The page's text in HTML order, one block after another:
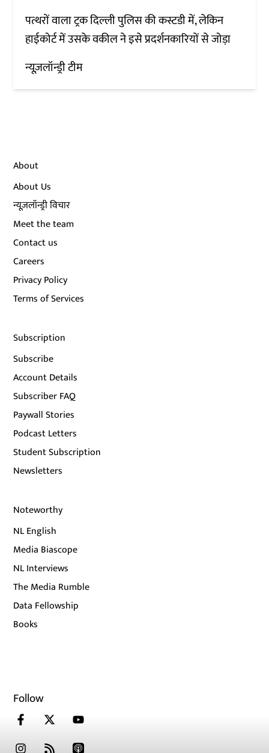
पत्थरों वाला ट्रक दिल्ली पुलिस की कस्टडी में, लेकिन
हाईकोर्ट में उसके वकील ने इसे प्रदर्शनकारियों से जोड़ा
न्यूज़लॉन्ड्री टीम
About
About Us
न्यूज़लॉन्ड्री विचार
Meet the team
Contact us
Careers
Privacy Policy
Terms of Services
Subscription
Subscribe
Account Details
Subscriber FAQ
Paywall Stories
Podcast Letters
Student Subscription
Newsletters
Noteworthy
NL English
Media Biascope
NL Interviews
The Media Rumble
Data Fellowship
Books
Follow